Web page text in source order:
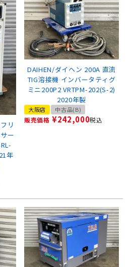
リ
ー
年
DAIHEN/ダイヘン 200A 直流
TIG溶接機 インバータティグ
ミニ200P2 VRTPM-202(S-2)
2020年製
大阪店 中古品(B)
販売価格 ¥242,000税込